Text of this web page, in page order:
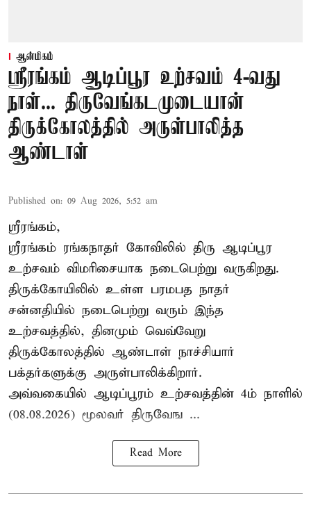
ஆன்மிகம்
ஸ்ரீரங்கம் ஆடிப்பூர உற்சவம் 4-வது
நாள்... திருவேங்கடமுடையான்
திருக்கோலத்தில் அருள்பாலித்த
ஆண்டாள்
Published on: 09 Aug 2026, 5:52 am
ஸ்ரீரங்கம்,
ஸ்ரீரங்கம் ரங்கநாதர் கோவிலில் திரு ஆடிப்பூர
உற்சவம் விமரிசையாக நடைபெற்று வருகிறது.
திருக்கோயிலில் உள்ள பரமபத நாதர்
சன்னதியில் நடைபெற்று வரும் இந்த
உற்சவத்தில், தினமும் வெவ்வேறு
திருக்கோலத்தில் ஆண்டாள் நாச்சியார்
பக்தர்களுக்கு அருள்பாலிக்கிறார்.
அவ்வகையில் ஆடிப்பூரம் உற்சவத்தின் 4ம் நாளில்
(08.08.2026) மூலவர் திருவேங ...
Read More